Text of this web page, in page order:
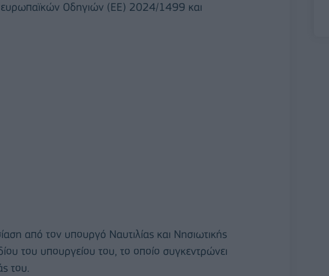
ευρωπαϊκών Οδηγιών (ΕΕ) 2024/1499 και
από τον υπουργό Ναυτιλίας και Νησιωτικής
του υπουργείου του, το οποίο συγκεντρώνει
του.